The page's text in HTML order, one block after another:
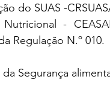
do SUAS -
-
Regulação N.º 010.
Segurança